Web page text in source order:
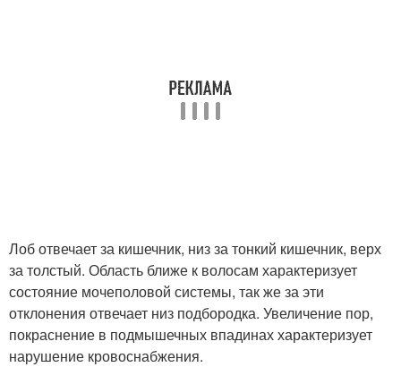
Лоб отвечает за кишечник, низ за тонкий кишечник, верх
за толстый. Область ближе к волосам характеризует
состояние мочеполовой системы, так же за эти
отклонения отвечает низ подбородка. Увеличение пор,
покраснение в подмышечных впадинах характеризует
нарушение кровоснабжения.